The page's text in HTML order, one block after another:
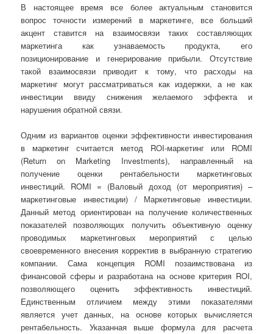
В настоящее время все более актуальным становится
вопрос точности измерений в маркетинге, все больший
акцент ставится на взаимосвязи таких составляющих
маркетинга как узнаваемость продукта, его
позиционирование и генерирование прибыли. Отсутствие
такой взаимосвязи приводит к тому, что расходы на
маркетинг могут рассматриваться как издержки, а не как
инвестиции ввиду снижения желаемого эффекта и
нарушения обратной связи.
Одним из вариантов оценки эффективности инвестирования
в маркетинг считается метод ROI-маркетинг или ROMI
(Return on Marketing Investments), направленный на
получение оценки рентабельности маркетинговых
инвестиций. ROMI = (Валовый доход (от мероприятия) –
маркетинговые инвестиции) / Маркетинговые инвестиции.
Данный метод ориентирован на получение количественных
показателей позволяющих получить объективную оценку
проводимых маркетинговых мероприятий с целью
своевременного внесения корректив в выбранную стратегию
компании. Сама концепция ROMI позаимствована из
финансовой сферы и разработана на основе критерия ROI,
позволяющего оценить эффективность инвестиций.
Единственным отличием между этими показателями
является учет данных, на основе которых вычисляется
рентабельность. Указанная выше формула для расчета